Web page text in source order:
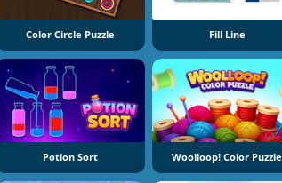
Color Circle Puzzle Fill Line
Potion Sort Woolloop! Color Puzzle